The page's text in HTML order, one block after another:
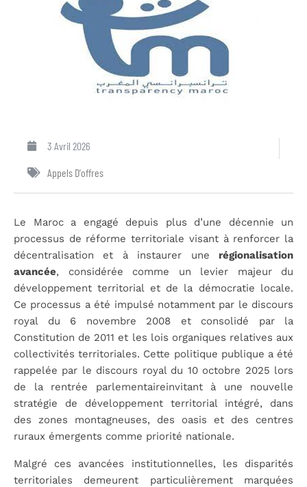
3 Avril 2026
Appels D'offres
Le Maroc a engagé depuis plus d’une décennie un
processus de réforme territoriale visant à renforcer la
décentralisation et à instaurer une régionalisation
avancée, considérée comme un levier majeur du
développement territorial et de la démocratie locale.
Ce processus a été impulsé notamment par le discours
royal du 6 novembre 2008 et consolidé par la
Constitution de 2011 et les lois organiques relatives aux
collectivités territoriales. Cette politique publique a été
rappelée par le discours royal du 10 octobre 2025 lors
de la rentrée parlementaireinvitant à une nouvelle
stratégie de développement territorial intégré, dans
des zones montagneuses, des oasis et des centres
ruraux émergents comme priorité nationale.
Malgré ces avancées institutionnelles, les disparités
territoriales demeurent particulièrement marquées